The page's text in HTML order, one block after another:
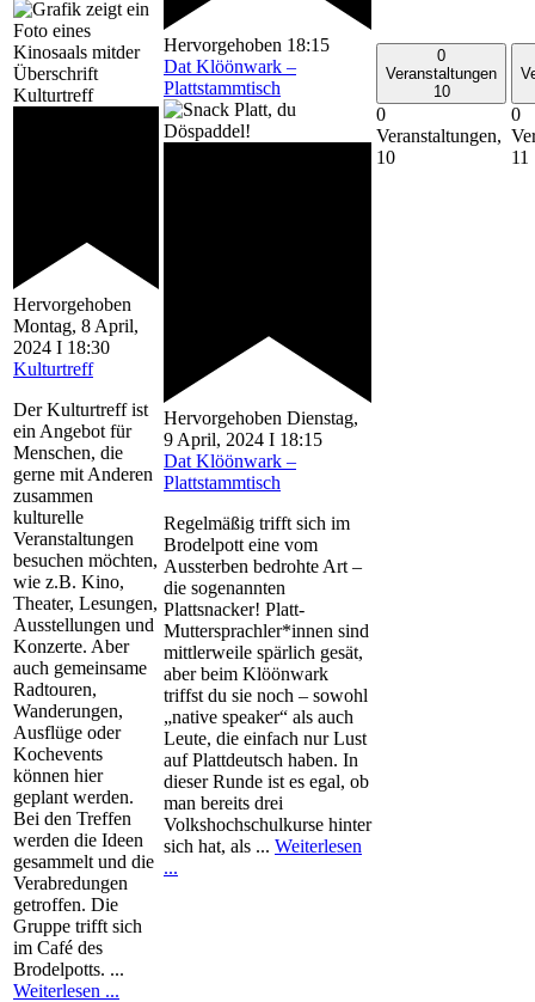
Hervorgehoben
Montag, 8 April,
2024 I 18:30
Kulturtreff
Der Kulturtreff ist
ein Angebot für
Menschen, die
gerne mit Anderen
zusammen
kulturelle
Veranstaltungen
besuchen möchten,
wie z.B. Kino,
Theater, Lesungen,
Ausstellungen und
Konzerte. Aber
auch gemeinsame
Radtouren,
Wanderungen,
Ausflüge oder
Kochevents
können hier
geplant werden.
Bei den Treffen
werden die Ideen
gesammelt und die
Verabredungen
getroffen. Die
Gruppe trifft sich
im Café des
Brodelpotts. ...
Weiterlesen ...
Hervorgehoben 18:15
Dat Klöönwark –
Plattstammtisch
Hervorgehoben Dienstag,
9 April, 2024 I 18:15
Dat Klöönwark –
Plattstammtisch
Regelmäßig trifft sich im
Brodelpott eine vom
Aussterben bedrohte Art –
die sogenannten
Plattsnacker! Platt-
Muttersprachler*innen sind
mittlerweile spärlich gesät,
aber beim Klöönwark
triffst du sie noch – sowohl
„native speaker“ als auch
Leute, die einfach nur Lust
auf Plattdeutsch haben. In
dieser Runde ist es egal, ob
man bereits drei
Volkshochschulkurse hinter
sich hat, als ... Weiterlesen
...
0
Veranstaltungen
10
0
Veranstaltungen,
10
0
11